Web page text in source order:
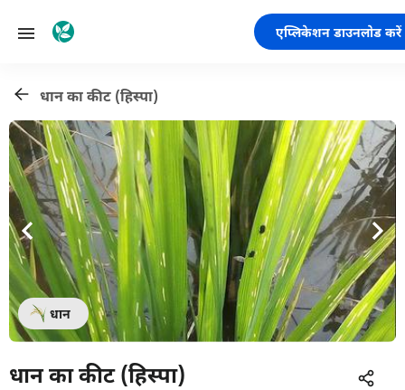
एप्लिकेशन डाउनलोड करें
धान का कीट (हिस्पा)
धान
धान का कीट (हिस्पा)